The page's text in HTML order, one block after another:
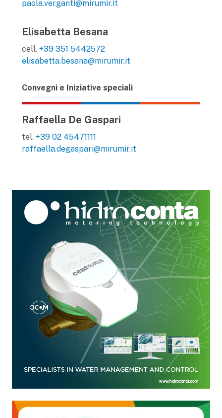
paola.verganti@mirumir.it
Elisabetta Besana
cell. +39 351 5442572
elisabetta.besana@mirumir.it
Convegni e Iniziative speciali
Raffaella De Gaspari
tel. +39 02 45471111
raffaella.degaspari@mirumir.it